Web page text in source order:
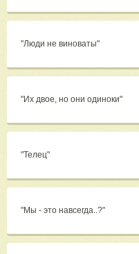
"Люди не виноваты"
"Их двое, но они одиноки"
"Телец"
"Мы - это навсегда..?"